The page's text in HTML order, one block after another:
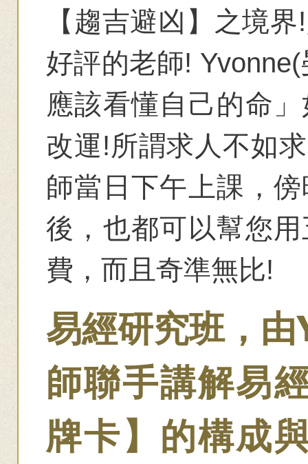
【趨吉避凶】之境
好評的老師!
應該看懂自己的命
改運!所謂求人不如
師當日下午上課，
後，也都可以幫您
費，而且奇準無比!
易經研究班，
師聯手講解易
牌卡】的構成